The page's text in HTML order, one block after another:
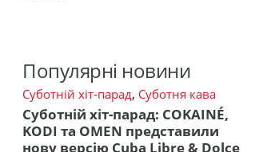
Популярні новини
Суботній хіт-парад, Суботня кава
Суботній хіт-парад: COKAINÉ,
KODI та OMEN представили
нову версію Cuba Libre & Dolce